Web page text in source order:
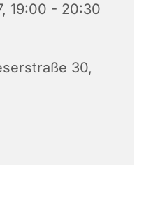
19:00 - 20:30
30,